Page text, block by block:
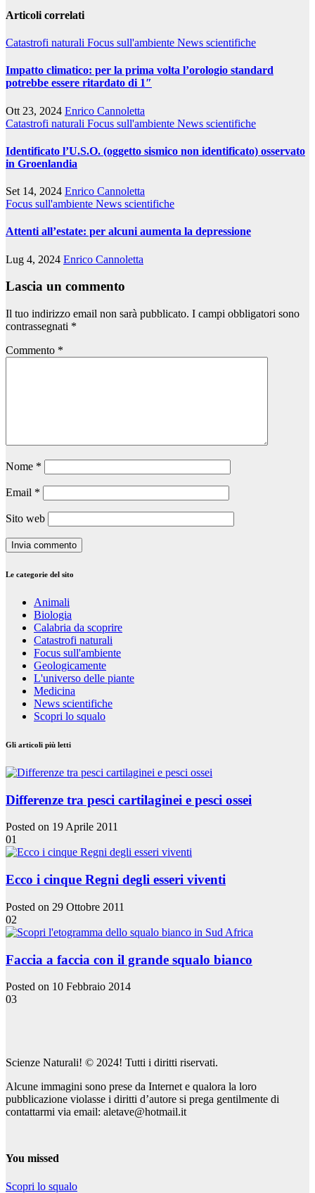
Articoli correlati
Catastrofi naturali Focus sull'ambiente News scientifiche
Impatto climatico: per la prima volta l’orologio standard
potrebbe essere ritardato di 1″
Ott 23, 2024 Enrico Cannoletta
Catastrofi naturali Focus sull'ambiente News scientifiche
Identificato l’U.S.O. (oggetto sismico non identificato) osservato
in Groenlandia
Set 14, 2024 Enrico Cannoletta
Focus sull'ambiente News scientifiche
Attenti all’estate: per alcuni aumenta la depressione
Lug 4, 2024 Enrico Cannoletta
Lascia un commento
Il tuo indirizzo email non sarà pubblicato. I campi obbligatori sono
contrassegnati *
Commento *
Nome *
Email *
Sito web
Le categorie del sito
Animali
Biologia
Calabria da scoprire
Catastrofi naturali
Focus sull'ambiente
Geologicamente
L'universo delle piante
Medicina
News scientifiche
Scopri lo squalo
Gli articoli più letti
Differenze tra pesci cartilaginei e pesci ossei
Posted on 19 Aprile 2011
01
Ecco i cinque Regni degli esseri viventi
Posted on 29 Ottobre 2011
02
Faccia a faccia con il grande squalo bianco
Posted on 10 Febbraio 2014
03
Scienze Naturali! © 2024! Tutti i diritti riservati.
Alcune immagini sono prese da Internet e qualora la loro
pubblicazione violasse i diritti d’autore si prega gentilmente di
contattarmi via email: aletave@hotmail.it
You missed
Scopri lo squalo